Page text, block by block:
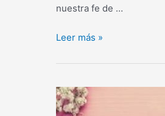
nuestra fe de …
Las
poderosas
milagrosas
antiguas
Leer más »